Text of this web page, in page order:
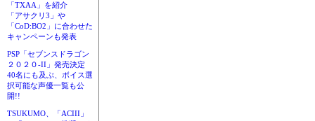
「TXAA」を紹介
「アサクリ3」や
「CoD:BO2」に合わせた
キャンペーンも発表
PSP「セブンスドラゴン
２０２０-II」発売決定
40名にも及ぶ、ボイス選
択可能な声優一覧も公
開!!
TSUKUMO、「ACIII」